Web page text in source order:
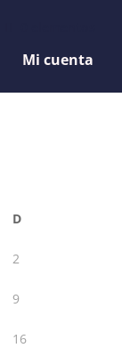
Mi cuenta
D
2
9
16